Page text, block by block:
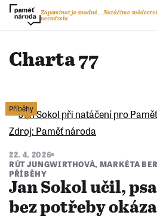
Zapomínat je snadné...Natáčíme
nezmizela
Charta 77
Příběhy
22. 4. 2026
RÚT JUNGWIRTHOVÁ, MARKÉTA
PŘÍBĚHY
Jan Sokol učil,
bez potřeby